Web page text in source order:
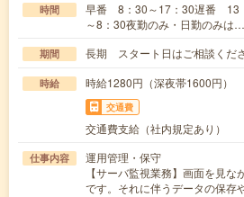
時間
早番 8：30～17：30遅番 13
～8：30夜勤のみ・日勤のみは…
期間 長期 スタート日はご相談くださ
時給 時給1280円（深夜帯1600円）
交通費
交通費支給（社内規定あり）
仕事内容
運用管理・保守
【サーバ監視業務】画面を見
です。それに伴うデータの保存